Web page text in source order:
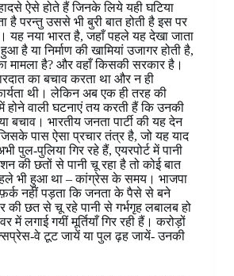
ऐसे होते हैं जिनके लिये यही घटिया
है परन्तु उससे भी बुरी बात होती है इस पर
यह नया भारत है, जहाँ पहले यह देखा जाता
है या निर्माण की खामियां उजागर होती है,
मामला है? और वहाँ किसकी सरकार है।
का बचाव करता था और न ही
थी। लेकिन अब एक ही तरह की
होने वाली घटनाएं तय करती हैं कि उनकी
बचाव। भारतीय जनता पार्टी की यह देन
पास ऐसा प्रचार तंत्र है, जो यह याद
पुल-पुलिया गिर रहे हैं, एयरपोर्ट में पानी
की छतों से पानी चू रहा है तो कोई बात
भी हुआ था – कांग्रेस के समय। भाजपा
फ़र्क नहीं पड़ता कि जनता के पैसे से बने
की छत से चू रहे पानी से गर्भगृह लबालब हो
में लगाई गयीं मूर्तियाँ गिर रही हैं। करोड़ों
वे टूट जायें या पुल ढ़ह जायें- उनकी